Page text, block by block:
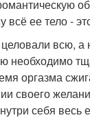
всё ее тело -
всю,
необходимо
оргазма
своего
себя